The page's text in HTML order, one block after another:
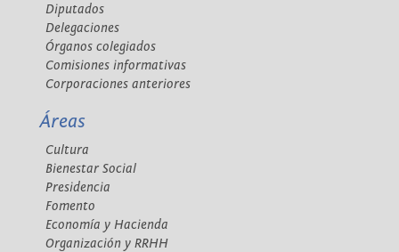
Diputados
Delegaciones
Órganos colegiados
Comisiones informativas
Corporaciones anteriores
Áreas
Cultura
Bienestar Social
Presidencia
Fomento
Economía y Hacienda
Organización y RRHH